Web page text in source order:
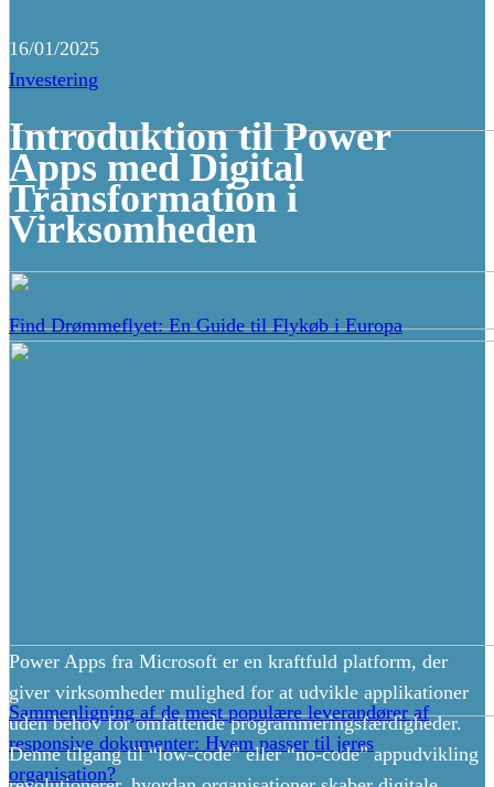
Find Drømmeflyet: En Guide til Flykøb i Europa
Sammenligning af de mest populære leverandører af
responsive dokumenter: Hvem passer til jeres
organisation?
16/01/2025
Investering
Introduktion til Power
Apps med Digital
Transformation i
Virksomheden
Power Apps fra Microsoft er en kraftfuld platform, der
giver virksomheder mulighed for at udvikle applikationer
uden behov for omfattende programmeringsfærdigheder.
Denne tilgang til “low-code” eller “no-code” appudvikling